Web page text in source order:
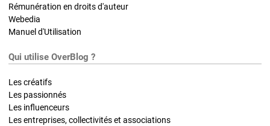
Rémunération en droits d'auteur
Webedia
Manuel d'Utilisation
Qui utilise OverBlog ?
Les créatifs
Les passionnés
Les influenceurs
Les entreprises, collectivités et associations